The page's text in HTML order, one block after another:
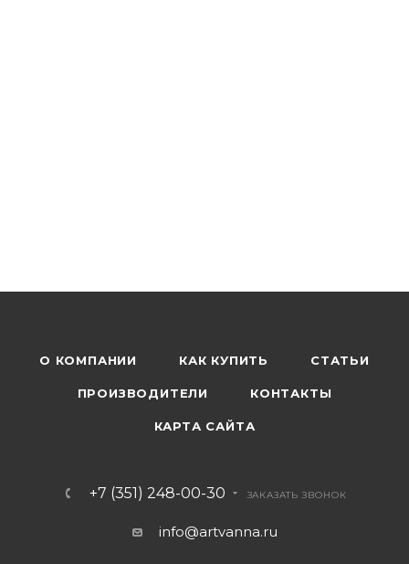
О КОМПАНИИ КАК КУПИТЬ СТАТЬИ
ПРОИЗВОДИТЕЛИ КОНТАКТЫ
КАРТА САЙТА
+7 (351) 248-00-30 ЗАКАЗАТЬ ЗВОНОК
info@artvanna.ru